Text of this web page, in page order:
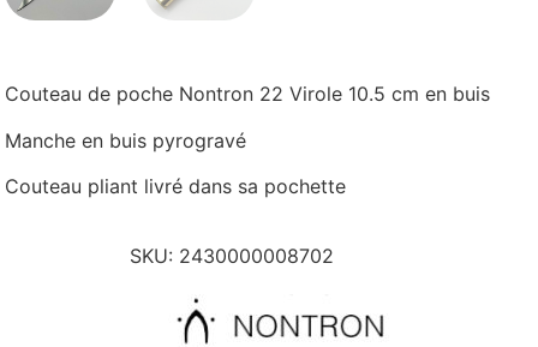
Couteau de poche Nontron 22 Virole 10.5 cm en buis
Manche en buis pyrogravé
Couteau pliant livré dans sa pochette
SKU: 2430000008702